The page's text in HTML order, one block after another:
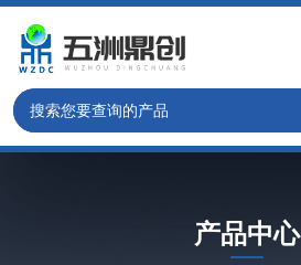
产品中心